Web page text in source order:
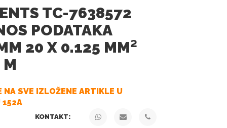
TC-7638572
PODATAKA
20 X 0.125 MM²
SVE IZLOŽENE ARTIKLE U
152A
KONTAKT: